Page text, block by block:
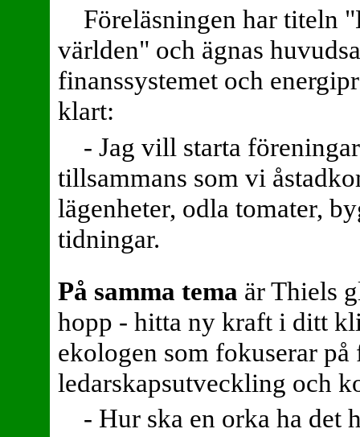
Föreläsningen har titeln
världen" och ägnas
finanssystemet och
klart:
- Jag vill starta
tillsammans som vi
lägenheter, odla tomater,
tidningar.
På samma tema är Thiels
hopp - hitta ny kraft i ditt
ekologen som fokuserar
ledarskapsutveckling och
- Hur ska en orka ha det